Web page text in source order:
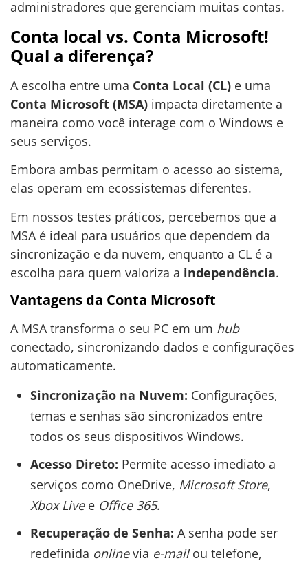
administradores que gerenciam muitas contas.
Conta local vs. Conta Microsoft!
Qual a diferença?
A escolha entre uma Conta Local (CL) e uma
Conta Microsoft (MSA) impacta diretamente a
maneira como você interage com o Windows e
seus serviços.
Embora ambas permitam o acesso ao sistema,
elas operam em ecossistemas diferentes.
Em nossos testes práticos, percebemos que a
MSA é ideal para usuários que dependem da
sincronização e da nuvem, enquanto a CL é a
escolha para quem valoriza a independência.
Vantagens da Conta Microsoft
A MSA transforma o seu PC em um hub
conectado, sincronizando dados e configurações
automaticamente.
Sincronização na Nuvem: Configurações,
temas e senhas são sincronizados entre
todos os seus dispositivos Windows.
Acesso Direto: Permite acesso imediato a
serviços como OneDrive, Microsoft Store,
Xbox Livee Office 365.
Recuperação de Senha: A senha pode ser
redefinida onlinevia e-mailou telefone,